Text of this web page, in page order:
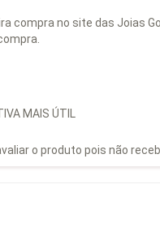
compra no site das Joias
MAIS ÚTIL
o produto pois não